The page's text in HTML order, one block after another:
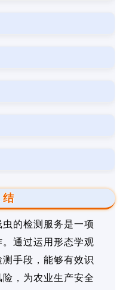
的检测服务是一项
通过运用形态学观
手段，能够有效识
，为农业生产安全